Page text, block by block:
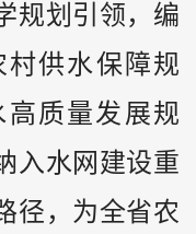
规划引领，编
村供水保障规
质量发展规
入水网建设重
径，为全省农